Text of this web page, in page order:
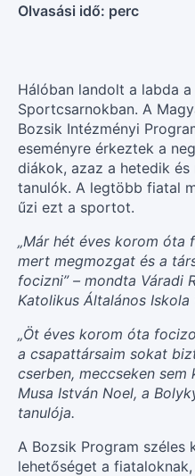
Olvasási idő: perc
Hálóban landolt a labda
Sportcsarnokban. A
Bozsik Intézményi
eseményre érkeztek a
diákok, azaz a hetedik
tanulók. A legtöbb fiatal
űzi ezt a sportot.
„Már hét éves korom óta
mert megmozgat és a
focizni” – mondta Váradi
Katolikus Általános Iskola
„Öt éves korom óta
a csapattársaim sokat
cserben, meccseken sem
Musa István Noel, a
tanulója.
A Bozsik Program
lehetőséget a